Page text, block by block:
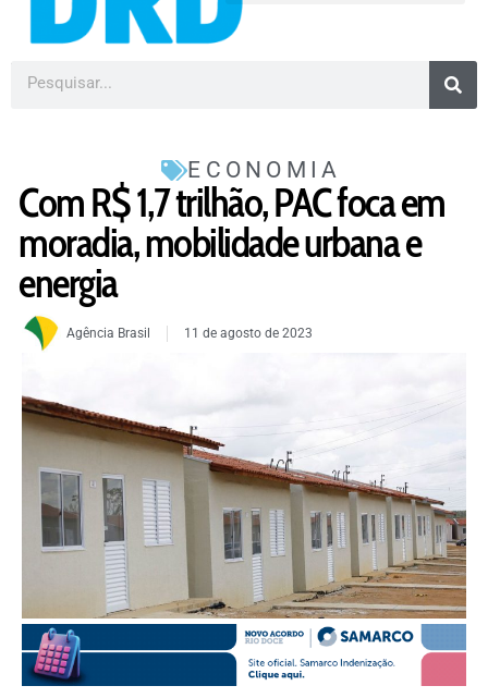
ECONOMIA
Com R$ 1,7 trilhão, PAC foca em
moradia, mobilidade urbana e
energia
Agência Brasil 11 de agosto de 2023
FOTO: Ministério do Desenvolvimento Regional (MDR)